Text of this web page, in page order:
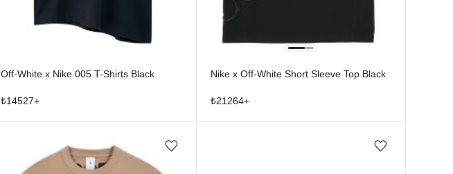
Off-White x Nike 005 T-Shirts Black
₺14527+
Nike x Off-White Short Sleeve Top Black
₺21264+
Favorilere ekle/çıkar Favorilere ekle/çıkar